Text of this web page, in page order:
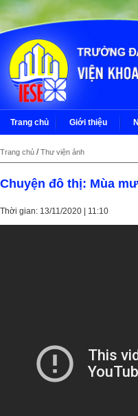
Trang chủ Giới thiệu
Trang chủ / Thư viện ảnh
Chuyện đô thị: Mùa
Thời gian: 13/11/2020 | 11:10